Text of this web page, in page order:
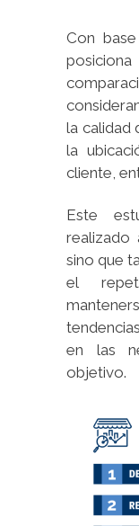
Con
la calidad
la
cliente,
Este
realizado
sino que
el
en las
objetivo.